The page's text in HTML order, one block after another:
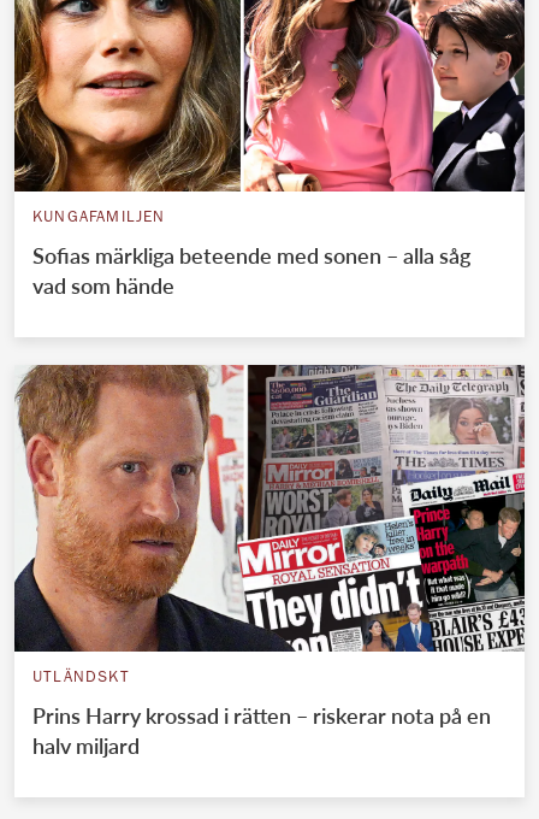
KUNGAFAMILJEN
Sofias märkliga beteende med sonen – alla såg
vad som hände
UTLÄNDSKT
Prins Harry krossad i rätten – riskerar nota på en
halv miljard